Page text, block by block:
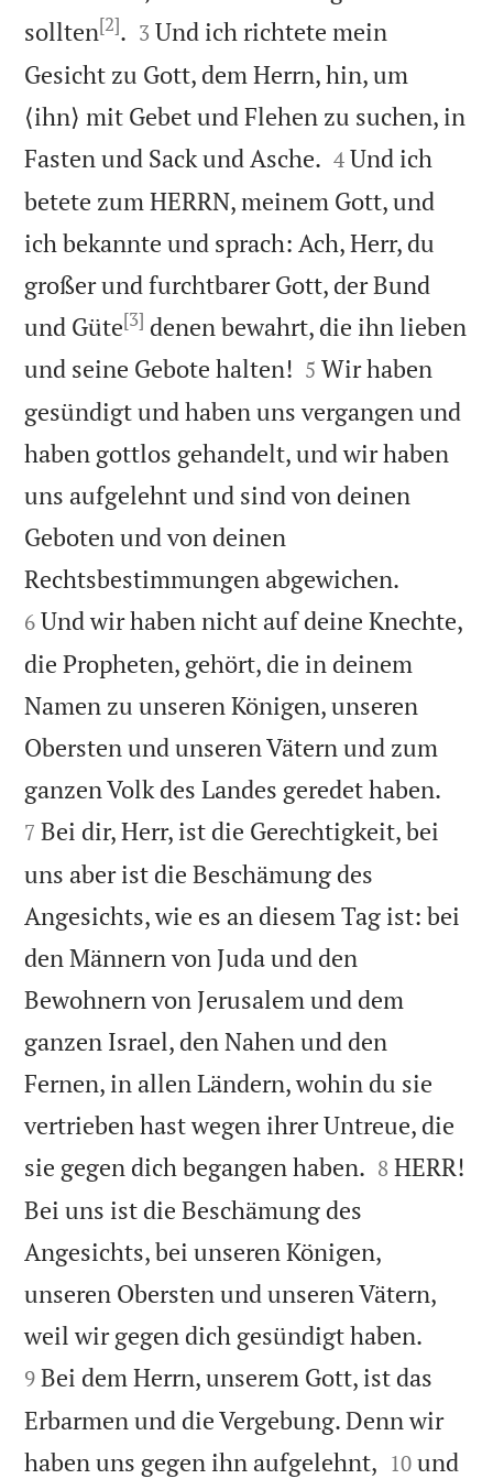
sollten[2]. 

3 Und ich richtete mein
Gesicht zu Gott, dem Herrn, hin, um
⟨ihn⟩ mit Gebet und Flehen zu suchen, in
Fasten und Sack und Asche. 

4 Und ich
betete zum HERRN, meinem Gott, und
ich bekannte und sprach: Ach, Herr, du
großer und furchtbarer Gott, der Bund
und Güte[3] denen bewahrt, die ihn lieben
und seine Gebote halten! 

5 Wir haben
gesündigt und haben uns vergangen und
haben gottlos gehandelt, und wir haben
uns aufgelehnt und sind von deinen
Geboten und von deinen
Rechtsbestimmungen abgewichen.
6 Und wir haben nicht auf deine Knechte,
die Propheten, gehört, die in deinem
Namen zu unseren Königen, unseren
Obersten und unseren Vätern und zum
ganzen Volk des Landes geredet haben.
7 Bei dir, Herr, ist die Gerechtigkeit, bei
uns aber ist die Beschämung des
Angesichts, wie es an diesem Tag ist: bei
den Männern von Juda und den
Bewohnern von Jerusalem und dem
ganzen Israel, den Nahen und den
Fernen, in allen Ländern, wohin du sie
vertrieben hast wegen ihrer Untreue, die
sie gegen dich begangen haben. 

8 HERR!
Bei uns ist die Beschämung des
Angesichts, bei unseren Königen,
unseren Obersten und unseren Vätern,
weil wir gegen dich gesündigt haben.
9 Bei dem Herrn, unserem Gott, ist das
Erbarmen und die Vergebung. Denn wir
haben uns gegen ihn aufgelehnt, 

10 und